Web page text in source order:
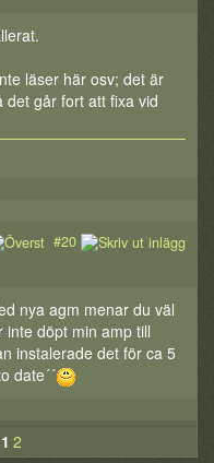
läser här osv; det är
går fort att fixa vid
#20
nya agm menar du väl
döpt min amp till
instalerade det för ca 5
date´´
1 2